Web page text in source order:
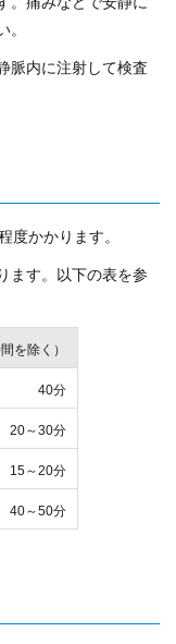
脈内に注射して検査
度かかります。
ます。以下の表を参
を除く）
40分
20～30分
15～20分
40～50分